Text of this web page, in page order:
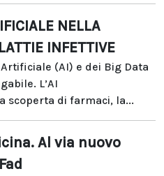
NELLA
INFETTIVE
(AI) e dei Big Data
L’AI
scoperta di farmaci, la...
Al via nuovo